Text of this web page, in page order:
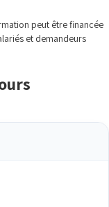
peut être financée
et demandeurs